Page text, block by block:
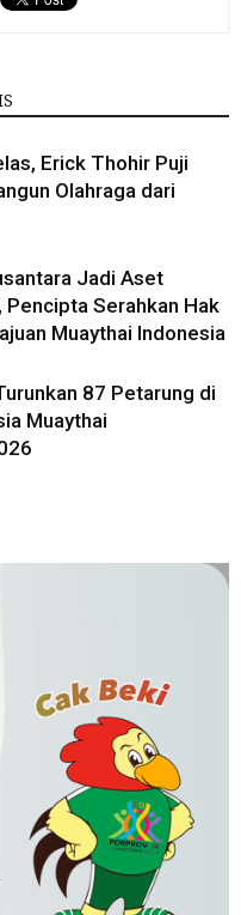
Erick Thohir Puji
Olahraga dari
Jadi Aset
Pencipta Serahkan Hak
Muaythai Indonesia
87 Petarung di
Muaythai